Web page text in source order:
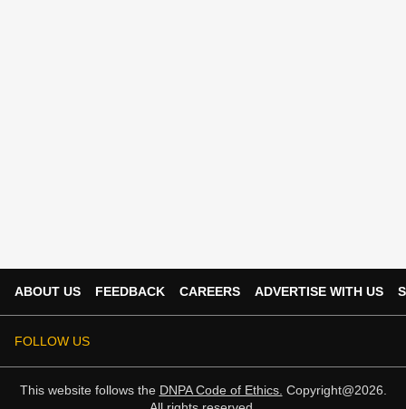
ABOUT US FEEDBACK CAREERS ADVERTISE WITH US
FOLLOW US
This website follows the DNPA Code of Ethics. Copyright@2026.